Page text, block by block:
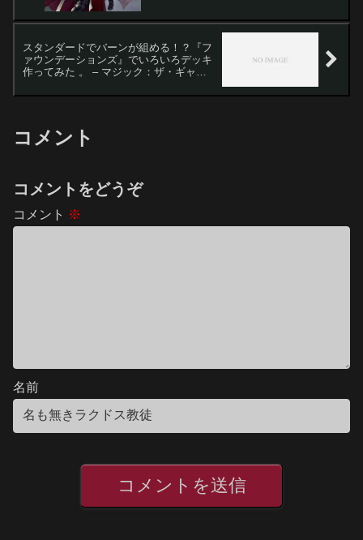
スタンダードでバーンが組める！？『フ
ァウンデーションズ』でいろいろデッキ
作ってみた 。 – マジック：ザ・ギャザ
コメント
コメントをどうぞ
コメント ※
名前